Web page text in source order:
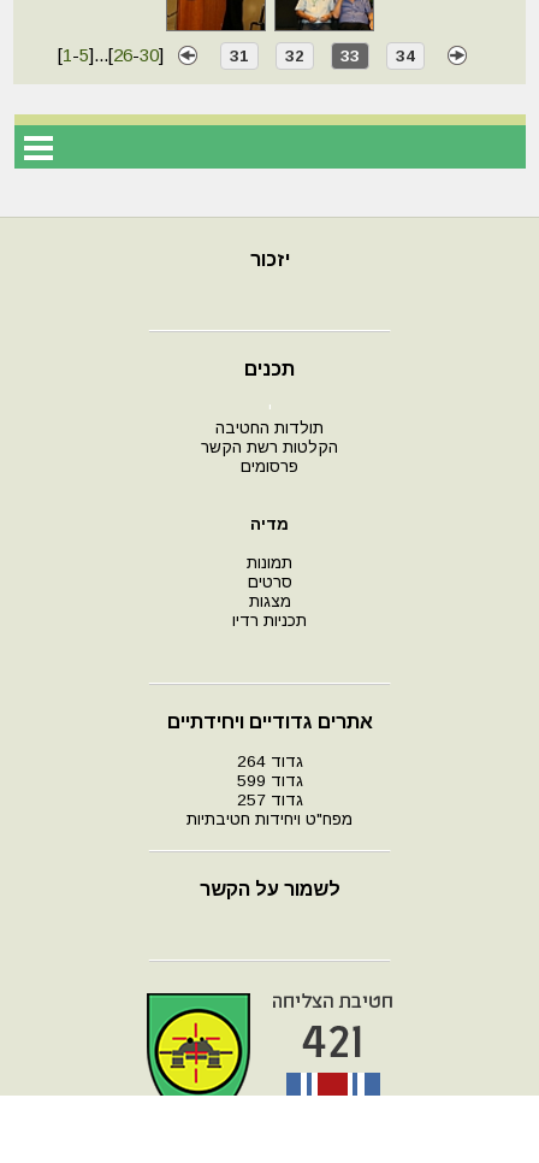
[1 -5]...[26-30] 31 32 33 34
יזכור
תכנים
י
תולדות החטיבה
הקלטות רשת הקשר
פרסומים
מדיה
תמונות
סרטים
מצגות
תכניות רדיו
אתרים גדודיים ויחידתיים
גדוד 264
גדוד 599
גדוד 257
מפח"ט ויחידות חטיבתיות
לשמור על הקשר